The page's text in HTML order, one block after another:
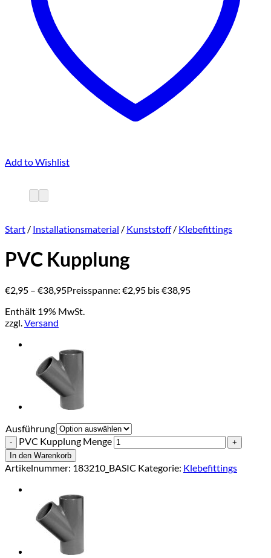
Add to Wishlist
Start / Installationsmaterial / Kunststoff / Klebefittings
PVC Kupplung
€2,95 – €38,95Preisspanne: €2,95 bis €38,95
Enthält 19% MwSt.
zzgl.Versand
Ausführung
PVC Kupplung Menge
In den Warenkorb
Artikelnummer: 183210_BASIC Kategorie: Klebefittings